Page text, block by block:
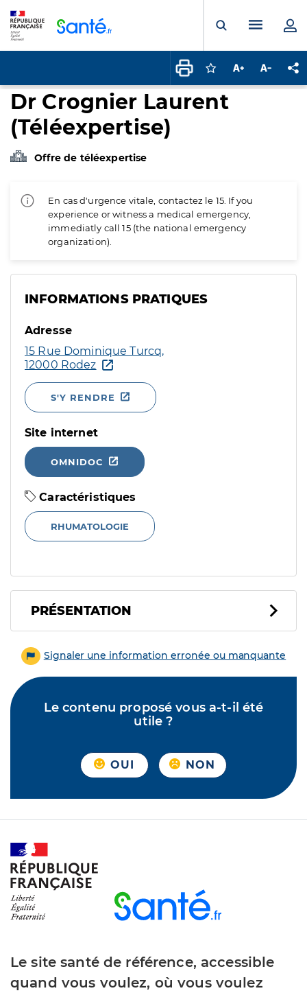
Ouvrir laMenu
Connectez-vous
Augmenter la
Dr Crognier Laurent
(Téléexpertise)
Offre de téléexpertise
En cas d'urgence vitale, contactez le 15. If you
experience or witness a medical emergency,
immediatly call 15 (the national emergency
organization).
INFORMATIONS PRATIQUES
Adresse
15 Rue Dominique Turcq,
12000 Rodez
S'Y RENDRE
Site internet
OMNIDOC
Caractéristiques
RHUMATOLOGIE
PRÉSENTATION
Signaler une information erronée ou manquante
Le contenu proposé vous a-t-il été
utile ?
OUI NON
Le site santé de référence, accessible
quand vous voulez, où vous voulez